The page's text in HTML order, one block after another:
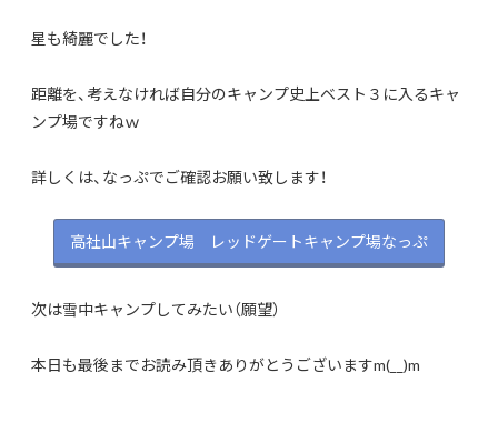
星も綺麗でした！
距離を、考えなければ自分のキャンプ史上ベスト３に入るキャ
ンプ場ですねｗ
詳しくは、なっぷでご確認お願い致します！
高社山キャンプ場 レッドゲートキャンプ場なっぷ
次は雪中キャンプしてみたい（願望）
本日も最後までお読み頂きありがとうございますm(__)m